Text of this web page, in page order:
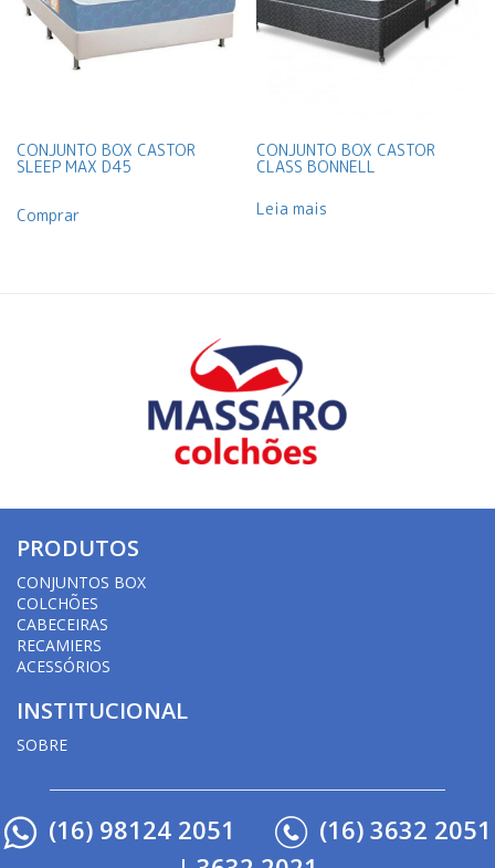
CONJUNTO BOX CASTOR
SLEEP MAX D45
Comprar
CONJUNTO BOX CASTOR
CLASS BONNELL
Leia mais
PRODUTOS
CONJUNTOS BOX
COLCHÕES
CABECEIRAS
RECAMIERS
ACESSÓRIOS
INSTITUCIONAL
SOBRE
(16) 98124 2051
(16) 3632 2051